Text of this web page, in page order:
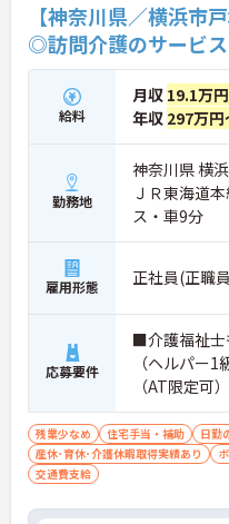
【神奈川県／横浜市
◎訪問介護のサービス
給料
月収 19.1万
年収 297万
勤務地
神奈川県 横
ＪＲ東海道
ス・車9分
雇用形態 正社員(正職
応募要件
■介護福祉士
（ヘルパー
（AT限定可）
残業少なめ 住宅手当・補助 日勤
産休･育休･介護休暇取得実績あり
交通費支給